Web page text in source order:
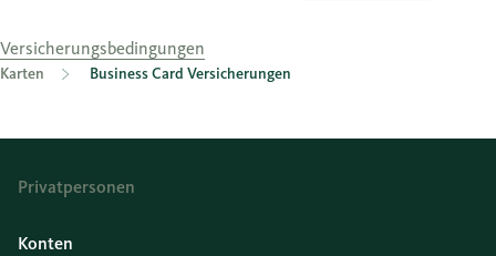
Versicherungsbedingungen
Karten Business Card Versicherungen
Privatpersonen
Konten